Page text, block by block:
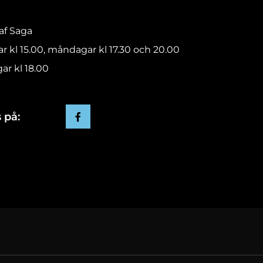
Saga
kl 15.00, måndagar kl 17.30 och 20.00
kl 18.00
på: